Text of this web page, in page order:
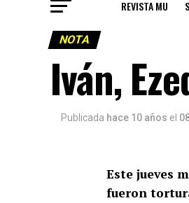
REVISTA MU
NOTA
Iván,
Publicada hace 10 años el
Este jueves
fueron